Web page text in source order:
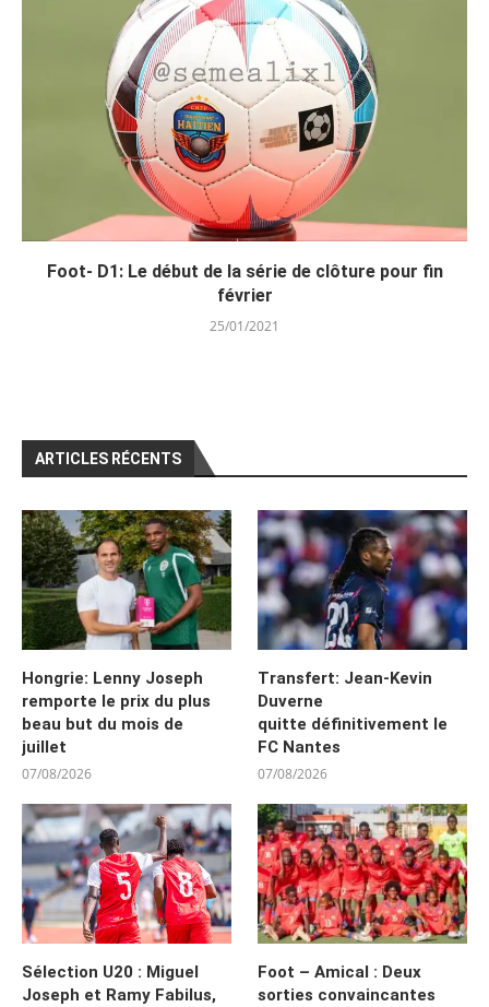
Foot- D1: Le début de la série de clôture pour fin
février
25/01/2021
ARTICLES RÉCENTS
Hongrie: Lenny Joseph
remporte le prix du plus
beau but du mois de
juillet
07/08/2026
Transfert: Jean-Kevin
Duverne
quitte définitivement le
FC Nantes
07/08/2026
Sélection U20 : Miguel
Joseph et Ramy Fabilus,
Foot – Amical : Deux
sorties convaincantes